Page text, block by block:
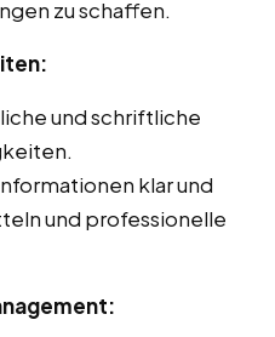
zu schaffen.
und schriftliche
klar und
und professionelle